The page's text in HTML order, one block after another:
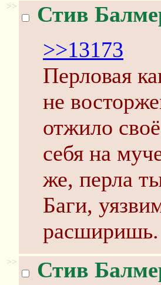
>> Стив
>>13173
Перловая
не
отжило
себя на
же, перла
Баги,
расширишь.
>> Стив